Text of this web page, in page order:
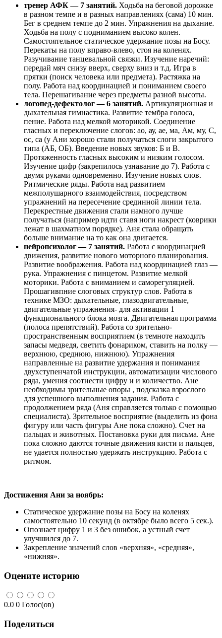
тренер АФК — 7 занятий. Ходьба на беговой дорожке
в разном темпе и в разных направлениях (сама) 10 мин.
Бег в среднем темпе до 2 мин. Упражнения на дыхание.
Ходьба на полу с подниманием высоко колен.
Самостоятельное статическое удержание позы на Босу.
Перекаты на полу вправо-влево, стоя на коленях.
Разучивание танцевальной связки. Изучение наречий:
передай мяч снизу вверх, сверху вниз и т.д. Игра в
прятки (поиск человека или предмета). Растяжка на
полу. Работа над координацией и пониманием своего
тела. Перешагивание через предметы разной высоты.
логопед-дефектолог — 6 занятий. Артикуляционная и
дыхательная гимнастика. Развитие тембра голоса,
пение. Работа над мелкой моторикой. Соединение
гласных и переключение слогов: ао, ау, ае, ма, Ам, му, С,
ос, са (у Ани хорошо стали получаться слоги закрытого
типа (АБ, ОБ). Введение новых звуков: Б и В.
Протяженность гласных высоким и низким голосом.
Изучение цифр (закрепилось узнавание до 7). Работа с
двумя руками одновременно. Изучение новых слов.
Ритмические ряды. Работа над развитием
межполушарного взаимодействия, посредством
упражнений на пересечение срединной линии тела.
Перекрестные движения стали намного лучше
получаться (например идти ставя ноги накрест (коврики
лежат в шахматном порядке). Аня стала обращать
больше внимание на то как она двигается.
нейропсихолог — 7 занятий. Работа с координацией
движения, развитие нового моторного планирования.
Развитие воображения. Работа над координацией глаз —
рука. Упражнения с пинцетом. Развитие мелкой
моторики. Работа с вниманием и саморегуляцией.
Прошагивпние слоговых структур слов. Работа в
технике МЗО: дыхательные, глазодвигательные,
двигательные упражнения- для активации 1
функционального блока мозга. Двигательная программа
(полоса препятствий). Работа со зрительно-
пространственным восприятием (в темноте находить
запасы медведя, светить фонариком, ставить на полку —
верхнюю, среднюю, нижнюю). Упражнения
направленные на развитие удержания и понимания
двухступенчатой инструкции, автоматизации числового
ряда, умения соотнести цифру и и количество. Ане
необходимы зрительные опоры , подсказка взрослого
для успешного выполнения задания. Работа с
продолжением ряда (Аня справляется только с помощью
специалиста). Зрительное восприятие (выделить из фона
фигуру или часть фигуры Ане пока сложно). Счет на
пальцах и животных. Постановка руки для письма. Ане
пока сложно даются точные движения кисти и пальцев,
не удается полностью удержать инструкцию. Работа с
ритмом.
Достижения Ани за ноябрь:
Статическое удержание позы на Босу на коленях
самостоятельно 10 секунд (в октябре было всего 5 сек.).
Опознает цифру 1 и 3 без ошибок, а устный счет
улучшился до 7.
Закрепление значений слов «верхняя», «средняя»,
«нижняя».
Оцените историю
0.0 0 Голос(ов)
Поделиться